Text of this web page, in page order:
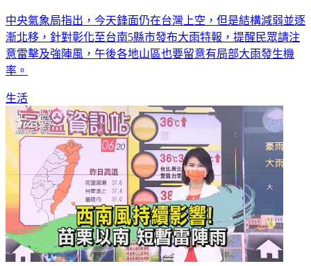
中央氣象局指出，今天鋒面仍在台灣上空，但是結構減弱並逐
漸北移，針對彰化至台南5縣市發布大雨特報，提醒民眾請注
意雷擊及強陣風，午後各地山區也要留意有局部大雨發生機
率。
生活